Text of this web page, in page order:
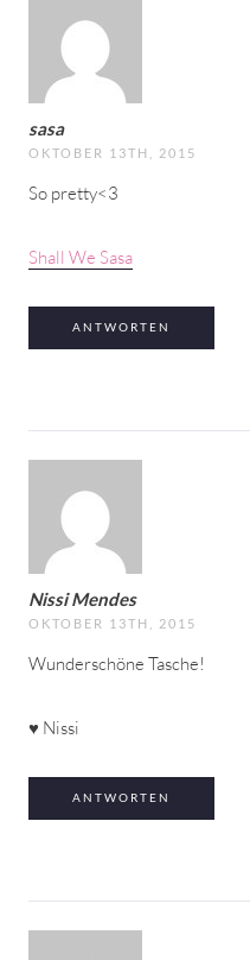
sasa
OKTOBER 13TH, 2015
So pretty<3
Shall We Sasa
ANTWORTEN
Nissi Mendes
OKTOBER 13TH, 2015
Wunderschöne Tasche!
♥ Nissi
ANTWORTEN